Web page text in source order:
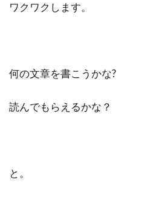
ワクワクします。
何の文章を書こうかな?
読んでもらえるかな？
と。